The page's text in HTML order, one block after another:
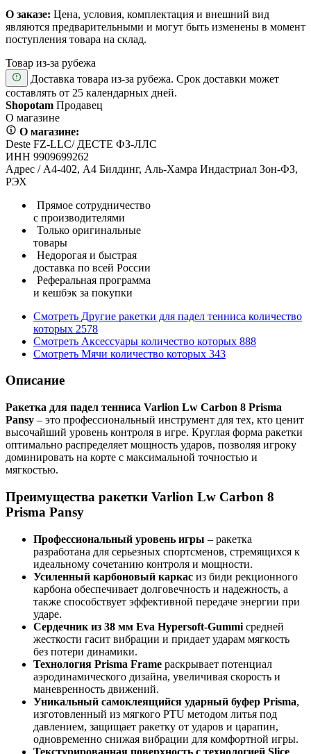
О заказе: Цена, условия, комплектация и внешний вид
являются предварительными и могут быть изменены в момент
поступления товара на склад.
Товар из-за рубежа
Доставка товара из-за рубежа. Срок доставки может
составлять от 25 календарных дней.
Shopotam Продавец
О магазине
О магазине:
Deste FZ-LLC/ ДЕСТЕ ФЗ-ЛЛС
ИНН 9909699262
Адрес / А4-402, А4 Билдинг, Аль-Хамра Индастриал Зон-ФЗ,
РЭХ
Прямое сотрудничество
с производителями
Только оригинальные
товары
Недорогая и быстрая
доставка по всей России
Реферальная программа
и кешбэк за покупки
Смотреть Другие ракетки для падел тенниса количество
которых 2578
Смотреть Аксессуары количество которых 888
Смотреть Мячи количество которых 343
Описание
Ракетка для падел тенниса Varlion Lw Carbon 8 Prisma
Pansy – это профессиональный инструмент для тех, кто ценит
высочайший уровень контроля в игре. Круглая форма ракетки
оптимально распределяет мощность ударов, позволяя игроку
доминировать на корте с максимальной точностью и
мягкостью.
Преимущества ракетки Varlion Lw Carbon 8
Prisma Pansy
Профессиональный уровень игры – ракетка
разработана для серьезных спортсменов, стремящихся к
идеальному сочетанию контроля и мощности.
Усиленный карбоновый каркас из биди рекционного
карбона обеспечивает долговечность и надежность, а
также способствует эффективной передаче энергии при
ударе.
Сердечник из 38 мм Eva Hypersoft-Gummi средней
жесткости гасит вибрации и придает ударам мягкость
без потери динамики.
Технология Prisma Frame раскрывает потенциал
аэродинамического дизайна, увеличивая скорость и
маневренность движений.
Уникальный самоклеящийся ударный буфер Prisma,
изготовленный из мягкого PTU методом литья под
давлением, защищает ракетку от ударов и царапин,
одновременно снижая вибрации для комфортной игры.
Текстурированная поверхность с технологией Slice